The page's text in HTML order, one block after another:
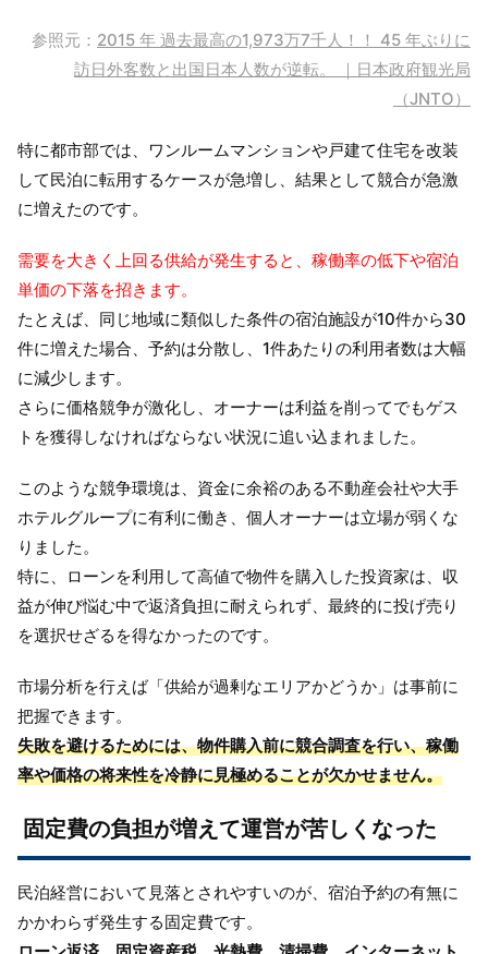
参照元： 2015 年 過去最高の1,973万7千人！！ 45 年ぶりに
訪日外客数と出国日本人数が逆転。 ｜日本政府観光局
（JNTO）
特に都市部では、ワンルームマンションや戸建て住宅を改装
して民泊に転用するケースが急増し、結果として競合が急激
に増えたのです。
需要を大きく上回る供給が発生すると、稼働率の低下や宿泊
単価の下落を招きます。
たとえば、同じ地域に類似した条件の宿泊施設が10件から30
件に増えた場合、予約は分散し、1件あたりの利用者数は大幅
に減少します。
さらに価格競争が激化し、オーナーは利益を削ってでもゲス
トを獲得しなければならない状況に追い込まれました。
このような競争環境は、資金に余裕のある不動産会社や大手
ホテルグループに有利に働き、個人オーナーは立場が弱くな
りました。
特に、ローンを利用して高値で物件を購入した投資家は、収
益が伸び悩む中で返済負担に耐えられず、最終的に投げ売り
を選択せざるを得なかったのです。
市場分析を行えば「供給が過剰なエリアかどうか」は事前に
把握できます。
失敗を避けるためには、物件購入前に競合調査を行い、稼働
率や価格の将来性を冷静に見極めることが欠かせません。
固定費の負担が増えて運営が苦しくなった
民泊経営において見落とされやすいのが、宿泊予約の有無に
かかわらず発生する固定費です。